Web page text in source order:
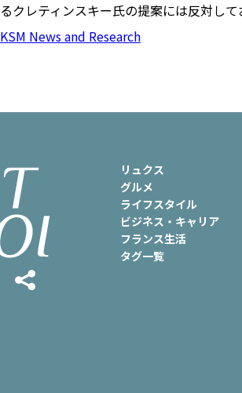
#コスメ
#フ
#フロマージュ
#おでかけ
るクレティンスキー氏の提案には反対し
KSM News and Research
リュクス
グルメ
ライフスタイル
ビジネス・キャリア
フランス生活
タグ一覧